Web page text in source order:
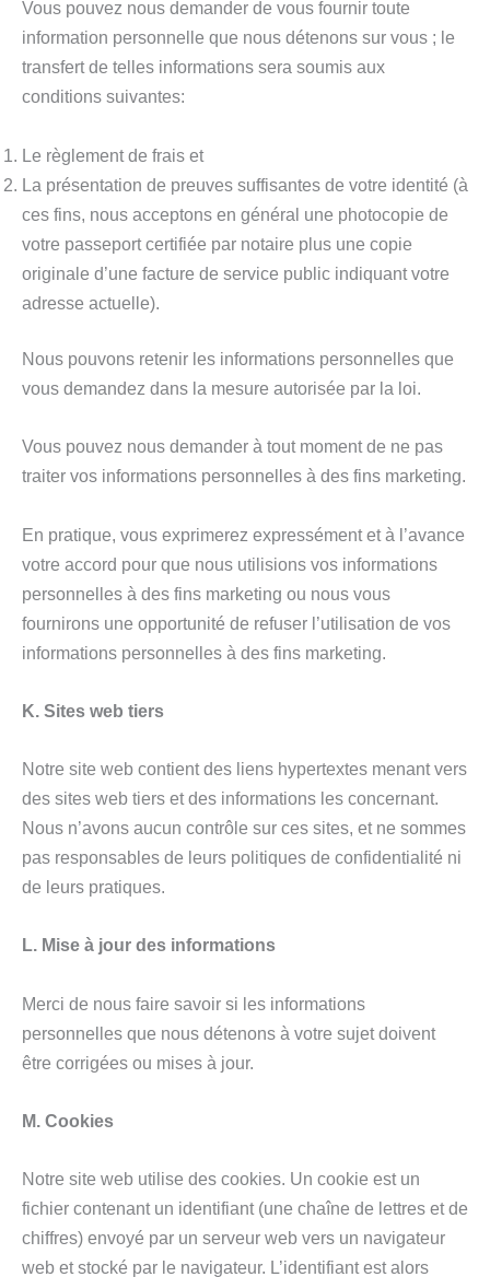
Vous pouvez nous demander de vous fournir toute
information personnelle que nous détenons sur vous ; le
transfert de telles informations sera soumis aux
conditions suivantes:
Le règlement de frais et
La présentation de preuves suffisantes de votre identité (à
ces fins, nous acceptons en général une photocopie de
votre passeport certifiée par notaire plus une copie
originale d’une facture de service public indiquant votre
adresse actuelle).
Nous pouvons retenir les informations personnelles que
vous demandez dans la mesure autorisée par la loi.
Vous pouvez nous demander à tout moment de ne pas
traiter vos informations personnelles à des fins marketing.
En pratique, vous exprimerez expressément et à l’avance
votre accord pour que nous utilisions vos informations
personnelles à des fins marketing ou nous vous
fournirons une opportunité de refuser l’utilisation de vos
informations personnelles à des fins marketing.
K. Sites web tiers
Notre site web contient des liens hypertextes menant vers
des sites web tiers et des informations les concernant.
Nous n’avons aucun contrôle sur ces sites, et ne sommes
pas responsables de leurs politiques de confidentialité ni
de leurs pratiques.
L. Mise à jour des informations
Merci de nous faire savoir si les informations
personnelles que nous détenons à votre sujet doivent
être corrigées ou mises à jour.
M. Cookies
Notre site web utilise des cookies. Un cookie est un
fichier contenant un identifiant (une chaîne de lettres et de
chiffres) envoyé par un serveur web vers un navigateur
web et stocké par le navigateur. L’identifiant est alors